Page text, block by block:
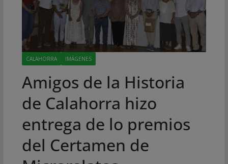
CALAHORRA IMÁGENES
Amigos de la Historia
de Calahorra hizo
entrega de lo premios
del Certamen de